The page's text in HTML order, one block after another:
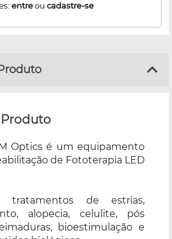
entreou cadastre-se
Optics é um equipamento
de Fototerapia LED
tratamentos de estrias,
alopecia, celulite, pós
bioestimulação e